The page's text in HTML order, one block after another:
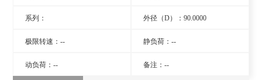
系列： 外径（D）：90.0000
极限转速：-- 静负荷：--
动负荷：-- 备注：--